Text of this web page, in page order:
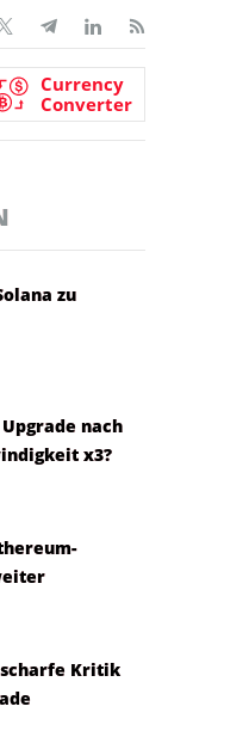
Currency
Converter
zu
nach
x3?
Kritik